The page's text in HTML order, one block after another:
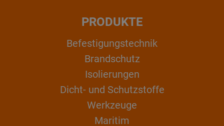
PRODUKTE
Befestigungstechnik
Brandschutz
Isolierungen
Dicht- und Schutzstoffe
Werkzeuge
Maritim